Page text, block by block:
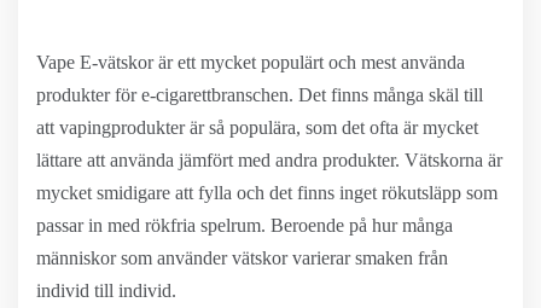
Vape E-vätskor är ett mycket populärt och mest använda
produkter för e-cigarettbranschen. Det finns många skäl till
att vapingprodukter är så populära, som det ofta är mycket
lättare att använda jämfört med andra produkter. Vätskorna är
mycket smidigare att fylla och det finns inget rökutsläpp som
passar in med rökfria spelrum. Beroende på hur många
människor som använder vätskor varierar smaken från
individ till individ.